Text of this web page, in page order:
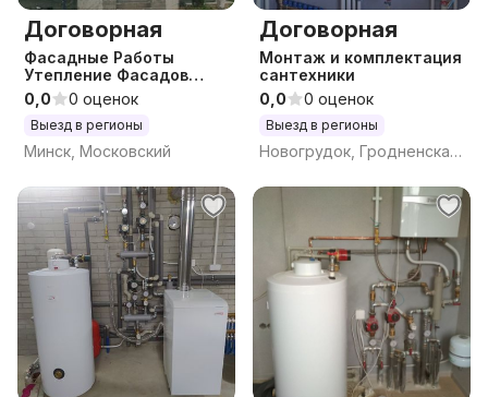
Договорная
Фасадные Работы
Утепление Фасадов
Декоративная отделка
Покраска стен
0,0 0 оценок
Выезд в регионы
Минск, Московский
Договорная
Монтаж и комплектация
сантехники
0,0
0 оценок
Выезд в регионы
Новогрудок, Гродненская обл.